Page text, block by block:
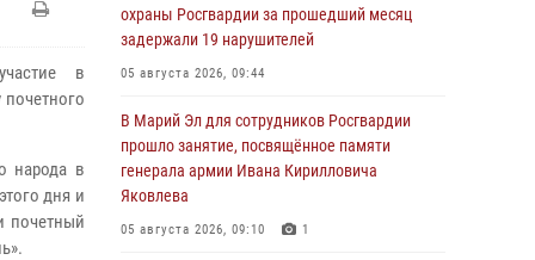
в
народа в
дня и
почетный
охраны Росгвардии за прошедший месяц
задержали 19 нарушителей
05 августа 2026, 09:44
В Марий Эл для сотрудников Росгвардии
прошло занятие, посвящённое памяти
генерала армии Ивана Кирилловича
Яковлева
05 августа 2026, 09:10 1